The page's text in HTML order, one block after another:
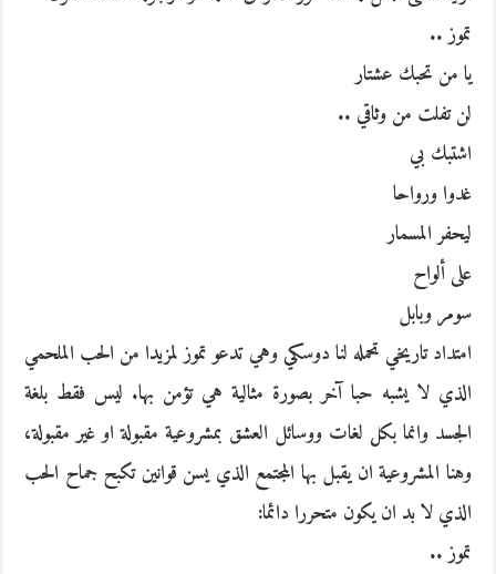
تموز ..
يا من تحبك عشتار
لن تفلت من وثاقي ..
اشتبك بي
غدوا ورواحا
ليحفر المسمار
على ألواح
سومر وبابل
امتداد تاريخي تحمله لنا دوسكي وهي تدعو تموز لمزيدا من الحب الملحمي
الذي لا يشبه حبا آخر بصورة مثالية هي تؤمن بها. ليس فقط بلغة
الجسد وانما بكل لغات ووسائل العشق بمشروعية مقبولة او غير مقبولة،
وهنا المشروعية ان يقبل بها المجتمع الذي يسن قوانين تكبح جماح الحب
الذي لا بد ان يكون متحررا دائما:
تموز ..